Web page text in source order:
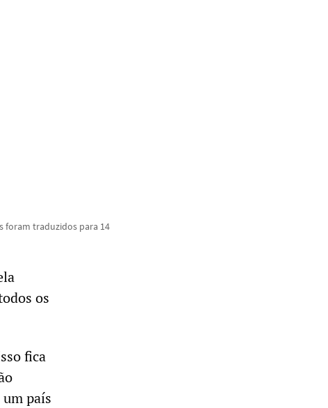
foram traduzidos para 14
os
fica
país